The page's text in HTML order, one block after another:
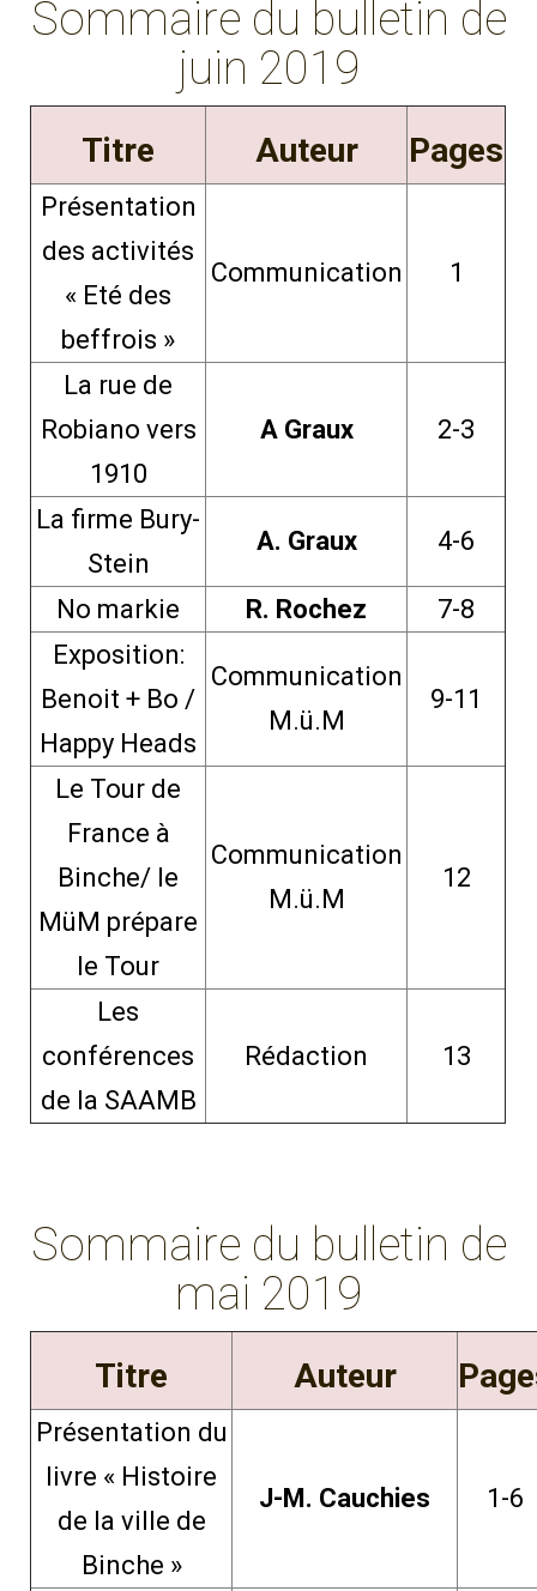
g
o
Sommaire du bulletin de
juin 2019
Titre Auteur Pages
Présentation
des activités
« Eté des
beffrois »
Communication 1
La rue de
Robiano vers
1910
A Graux 2-3
La firme Bury-
Stein
A. Graux 4-6
No markie R. Rochez
7-8
Exposition:
Benoit + Bo /
Happy Heads
Communication
M.ü.M
9-11
Le Tour de
France à
Binche/ le
MüM prépare
le Tour
Communication
M.ü.M
12
Les
conférences
de la SAAMB
Rédaction 13
Sommaire du bulletin de
mai 2019
Titre Auteur
Présentation du
livre « Histoire
de la ville de
Binche »
J-M. Cauchies 1-6